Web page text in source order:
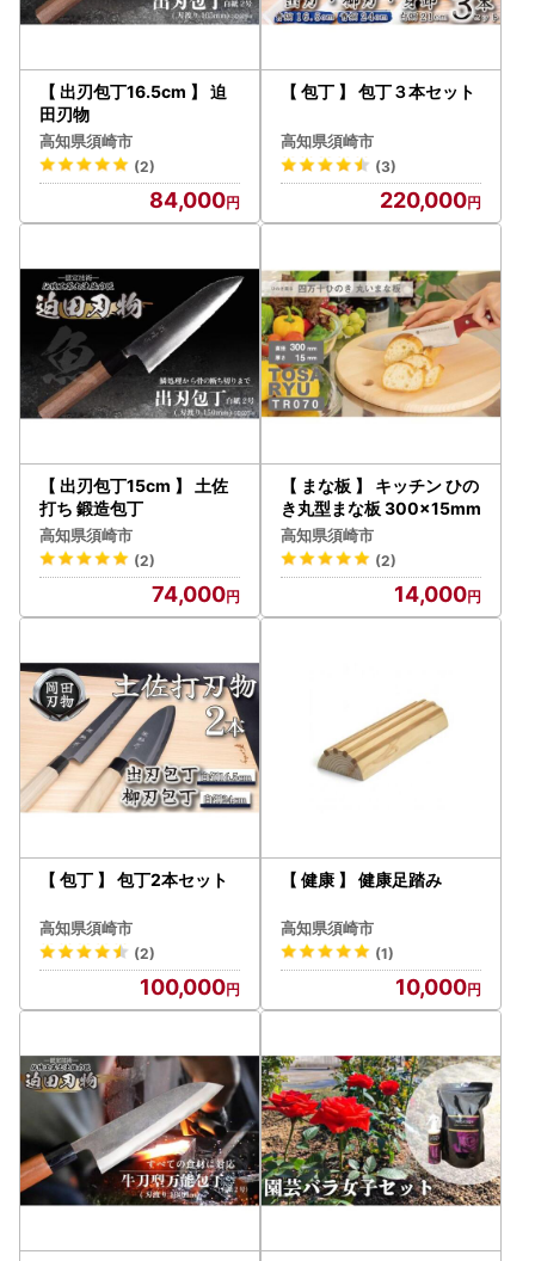
【 出刃包丁16.5cm 】 迫
田刃物
高知県須崎市
(2)
84,000
【 包丁 】 包丁３本セット
高知県須崎市
(3)
220,000
【 出刃包丁15cm 】 土佐
打ち 鍛造包丁
高知県須崎市
(2)
74,000
【 まな板 】 キッチン ひの
き丸型まな板 300x15mm
高知県須崎市
(2)
14,000
【 包丁 】 包丁2本セット
高知県須崎市
(2)
100,000
【 健康 】 健康足踏み
高知県須崎市
(1)
10,000